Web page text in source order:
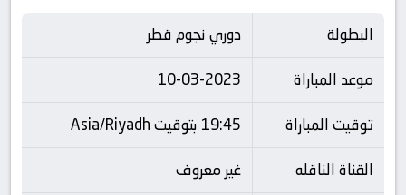
البطولة
دوري نجوم قطر
موعد المباراة
10-03-2023
توقيت المباراة
19:45 بتوقيت Asia/Riyadh
القناة الناقله
غير معروف